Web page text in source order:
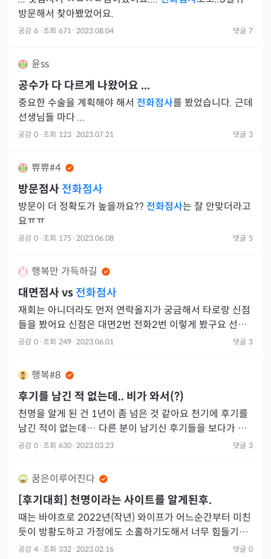
방문해서 찾아뵀었어요.
공감 6 · 조회 671 · 2023.08.04 댓글 7
윤ss
공수가 다 다르게 나왔어요 ...
중요한 수술을 계획해야 해서 전화점사를 봤었습니다. 근데
선생님들 마다 ...
공감 0 · 조회 123 · 2023.07.21 댓글 3
쀼쀼#4
방문점사 전화점사
방문이 더 정확도가 높을까요?? 전화점사는 잘 안맞더라고
요ㅠㅠ
공감 0 · 조회 175 · 2023.06.08 댓글 5
행복만 가득하길
대면점사 vs 전화점사
재회는 아니더라도 먼저 연락올지가 궁금해서 타로랑 신점
들을 봤어요 신점은 대면2번 전화2번 이렇게 봤구요 선생
님들마다 자세한 내용 특히 제 기준 중요한 내용은 반대되
공감 0 · 조회 249 · 2023.06.01 댓글 3
행복#8
후기를 남긴 적 없는데.. 비가 와서(?)
천명을 알게 된 건 1년이 좀 넘은 것 같아요 천기에 후기를
남긴 적이 없는데… 다른 분이 남기신 후기들을 보다가 그
냥 고마우신 선생님들 생각이 나더라구요!! 전 가끔 맘이 힘
공감 0 · 조회 630 · 2023.03.23 댓글 3
꿈은이루어진다
[후기대회] 천명이라는 사이트를 알게된후.
때는 바야흐로 2022년(작년) 와이프가 어느순간부터 미친
듯이 방황도하고 가정에도 소홀하기도해서 너무 힘들기도
하고 미쳐버릴것같아서 진짜 제가 사는지역에서 방문점사
공감 4 · 조회 332 · 2023.02.16 댓글 0